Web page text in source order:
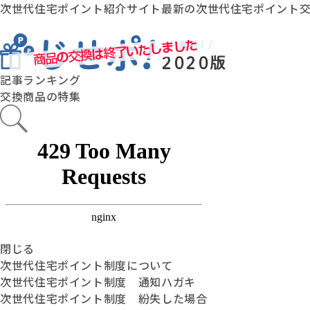
次世代住宅ポイント紹介サイト最新の次世代住宅ポイント
記事ランキング
交換商品の特集
閉じる
次世代住宅ポイント制度について
次世代住宅ポイント制度 通知ハガキ
次世代住宅ポイント制度 紛失した場合